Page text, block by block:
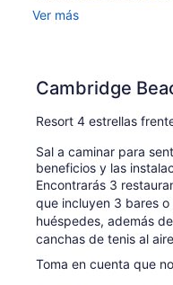
Ver más
Cambridge
Resort 4 estrellas
Sal a caminar para
beneficios y las
Encontrarás 3
que incluyen 3 bares
huéspedes, además
canchas de tenis al
Toma en cuenta que